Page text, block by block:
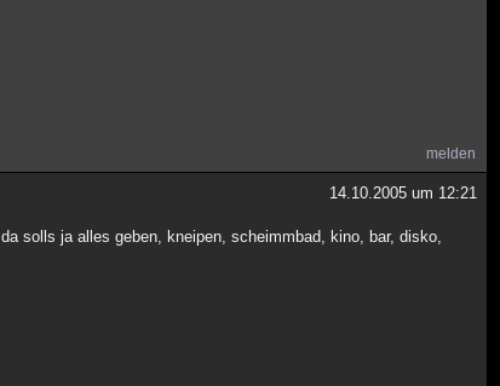
melden
14.10.2005 um 12:21
da solls ja alles geben, kneipen, scheimmbad, kino, bar, disko,